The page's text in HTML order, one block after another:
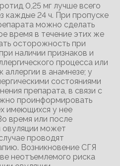
0,25 мг лучше всего
каждые 24 ч. При пропуске
можно сделать
время в течение этих же
осторожность при
наличии признаков и
процесса или
в анамнезе; у
состояниями
препарата, в связи с
проинформировать
имеющихся у нее
время или после
овуляции может
проводят
Возникновение СГЯ
неотъемлемого риска